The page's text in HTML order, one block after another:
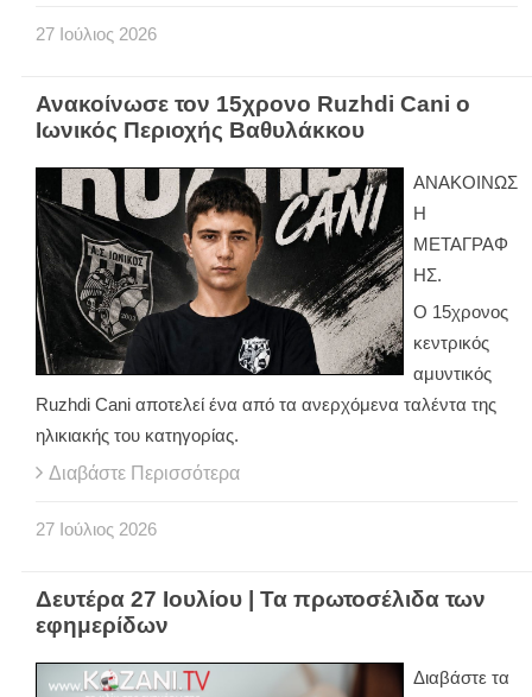
27 Ιούλιος 2026
Ανακοίνωσε τον 15χρονο Ruzhdi Cani ο
Ιωνικός Περιοχής Βαθυλάκκου
ΑΝΑΚΟΙΝΩΣ
Η
ΜΕΤΑΓΡΑΦ
ΗΣ.
Ο 15χρονος
κεντρικός
αμυντικός
Ruzhdi Cani αποτελεί ένα από τα ανερχόμενα ταλέντα της
ηλικιακής του κατηγορίας.
Διαβάστε Περισσότερα
27 Ιούλιος 2026
Δευτέρα 27 Ιουλίου | Τα πρωτοσέλιδα των
εφημερίδων
Διαβάστε τα